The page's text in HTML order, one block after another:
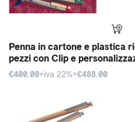
Penna in cartone e plastica
pezzi con Clip e
€400.00+iva 22%=€488.00